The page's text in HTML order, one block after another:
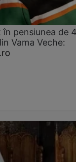
pensiunea de
Vama Veche: